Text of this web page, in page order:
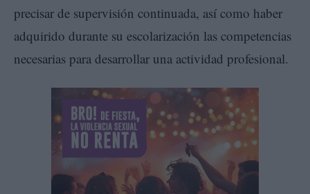
precisar de supervisión continuada, así como haber
adquirido durante su escolarización las competencias
necesarias para desarrollar una actividad profesional.